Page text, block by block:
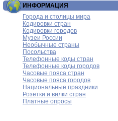
ИНФОРМАЦИЯ
Города и столицы мира
Кодировки стран
Кодировки городов
Музеи России
Необычные страны
Посольства
Телефонные коды стран
Телефонные коды городов
Часовые пояса стран
Часовые пояса городов
Национальные праздники
Розетки и вилки стран
Платные опросы